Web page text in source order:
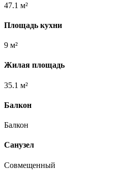
47.1 м²
Площадь кухни
9 м²
Жилая площадь
35.1 м²
Балкон
Балкон
Санузел
Совмещенный